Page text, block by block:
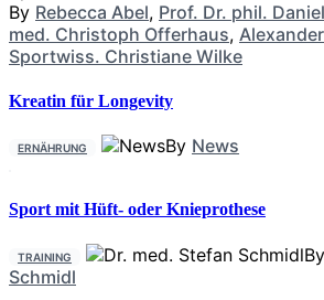
By Rebecca Abel, Prof. Dr. phil.
med. Christoph Offerhaus,
Sportwiss. Christiane Wilke
Kreatin für Longevity
ERNÄHRUNG By News
Sport mit Hüft- oder Knieprothese
TRAINING By
Schmidl